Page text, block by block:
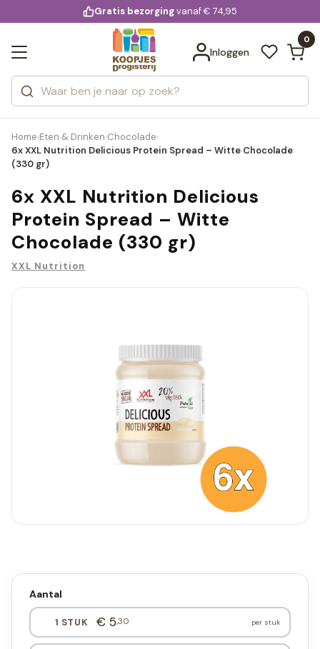
voor 20:00 uur besteld
Gratis bezorgingvanaf € 74,95
Inloggen
0
Zoeken
Categorieën
Merken
Bekijk alle resultaten
Home›Eten & Drinken›Chocolade›
6x XXL Nutrition Delicious Protein Spread – Witte Chocolade
(330 gr)
6x XXL Nutrition Delicious
Protein Spread – Witte
Chocolade (330 gr)
XXL Nutrition
Aantal
1 STUK € 5,30 per stuk